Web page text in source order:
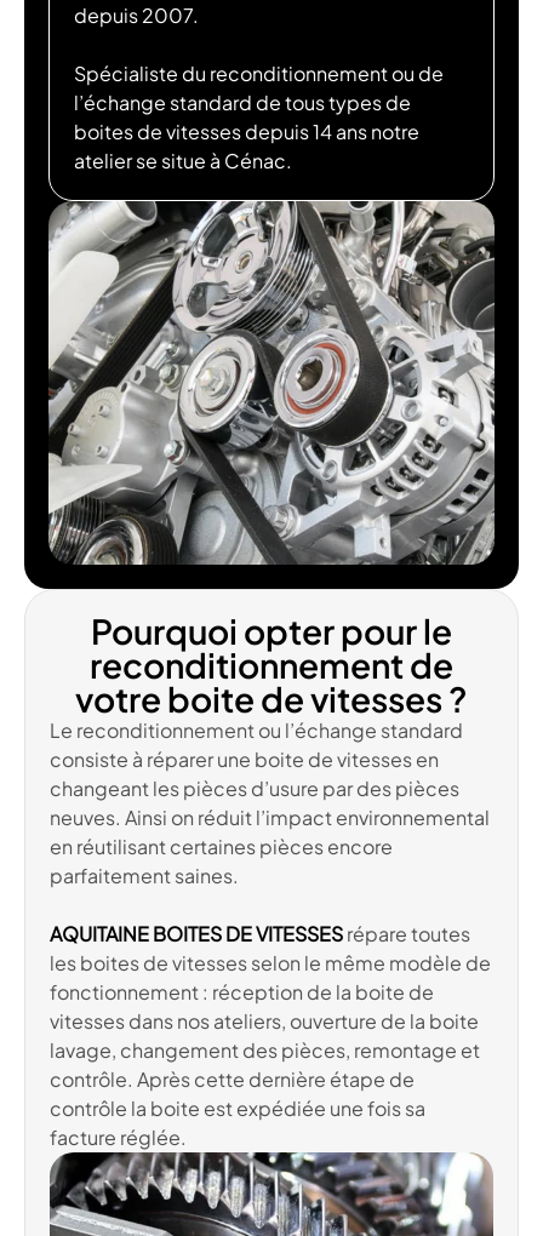
depuis 2007.
Spécialiste du reconditionnement ou de
l’échange standard de tous types de
boites de vitesses depuis 14 ans notre
atelier se situe à Cénac.
Pourquoi opter pour le
reconditionnement de
votre boite de vitesses ?
Le reconditionnement ou l’échange standard
consiste à réparer une boite de vitesses en
changeant les pièces d’usure par des pièces
neuves. Ainsi on réduit l’impact environnemental
en réutilisant certaines pièces encore
parfaitement saines.
AQUITAINE BOITES DE VITESSESrépare toutes
les boites de vitesses selon le même modèle de
fonctionnement : réception de la boite de
vitesses dans nos ateliers, ouverture de la boite
lavage, changement des pièces, remontage et
contrôle. Après cette dernière étape de
contrôle la boite est expédiée une fois sa
facture réglée.